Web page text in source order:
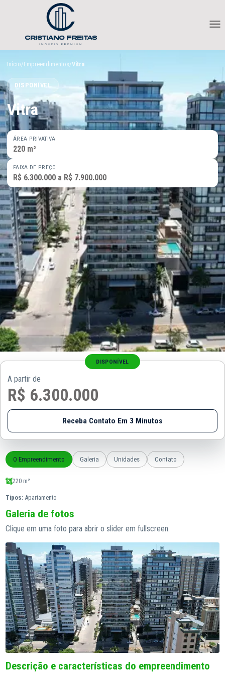
Início/Empreendimentos/Vitra
DISPONÍVEL
Vitra
ÁREA PRIVATIVA
220 m²
FAIXA DE PREÇO
R$ 6.300.000 a R$ 7.900.000
DISPONÍVEL
A partir de
R$ 6.300.000
Receba Contato Em 3 Minutos
O Empreendimento Galeria Unidades Contato
220 m²
Tipos: Apartamento
Galeria de fotos
Clique em uma foto para abrir o slider em fullscreen.
Descrição e características do empreendimento